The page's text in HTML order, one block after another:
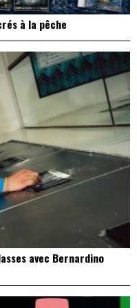
à la pêche
avec Bernardino